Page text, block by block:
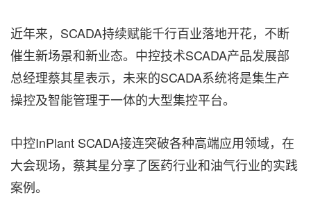
近年来，SCADA持续赋能千行百业落地开花，不断
催生新场景和新业态。中控技术SCADA产品发展部
总经理蔡其星表示，未来的SCADA系统将是集生产
操控及智能管理于一体的大型集控平台。
中控InPlant SCADA接连突破各种高端应用领域，在
大会现场，蔡其星分享了医药行业和油气行业的实践
案例。